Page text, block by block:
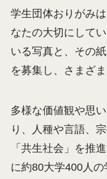
学生団体おりがみ
なたの大切にして
いる写真と、その
を募集し、さまざ
多様な価値観や思
り、人種や言語、
「共生社会」を推
に約80大学400人